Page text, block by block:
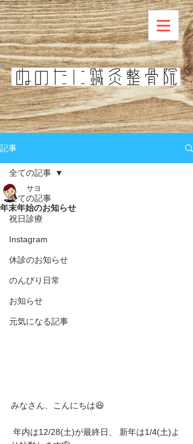
記事
全ての記事
祝日診療
Instagram
休診のお知らせ
のんびり日常
お知らせ
元気になる記事
全ての記事
年末年始のお知らせ
サヨ
みなさん、こんにちは😆